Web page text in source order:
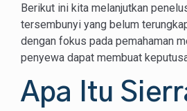
Berikut ini kita melanjutkan
tersembunyi yang belum
dengan fokus pada pemahaman
penyewa dapat membuat
Apa Itu